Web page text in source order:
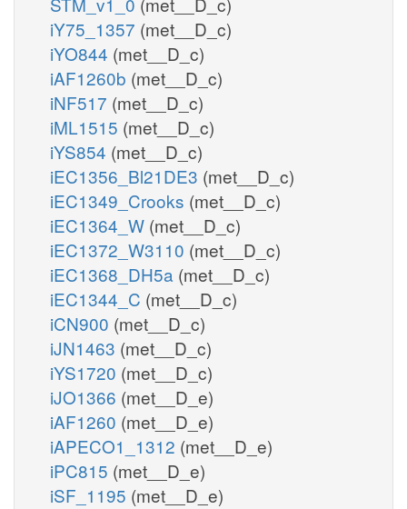
iY75_1357 (met__D_c)
iYO844 (met__D_c)
iAF1260b (met__D_c)
iNF517 (met__D_c)
iML1515 (met__D_c)
iYS854 (met__D_c)
iEC1356_Bl21DE3 (met__D_c)
iEC1349_Crooks (met__D_c)
iEC1364_W (met__D_c)
iEC1372_W3110 (met__D_c)
iEC1368_DH5a (met__D_c)
iEC1344_C (met__D_c)
iCN900 (met__D_c)
iJN1463 (met__D_c)
iYS1720 (met__D_c)
iJO1366 (met__D_e)
iAF1260 (met__D_e)
iAPECO1_1312 (met__D_e)
iPC815 (met__D_e)
iSF_1195 (met__D_e)